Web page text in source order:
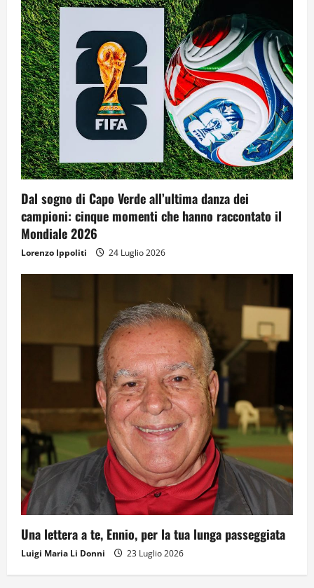
Dal sogno di Capo Verde all’ultima danza dei
campioni: cinque momenti che hanno raccontato il
Mondiale 2026
Lorenzo Ippoliti 24 Luglio 2026
Una lettera a te, Ennio, per la tua lunga passeggiata
Luigi Maria Li Donni 23 Luglio 2026